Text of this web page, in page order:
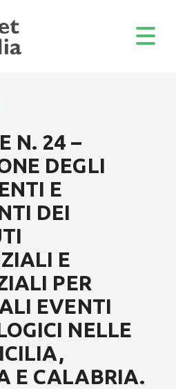
N. 24 –
DEGLI
E
DEI
E
PER
EVENTI
NELLE
E CALABRIA.